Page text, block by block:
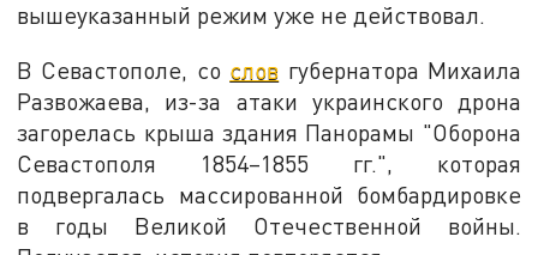
вышеуказанный режим уже не действовал.
В Севастополе, со слов губернатора Михаила
Развожаева, из-за атаки украинского дрона
загорелась крыша здания Панорамы "Оборона
Севастополя 1854–1855 гг.", которая
подвергалась массированной бомбардировке
в годы Великой Отечественной войны.